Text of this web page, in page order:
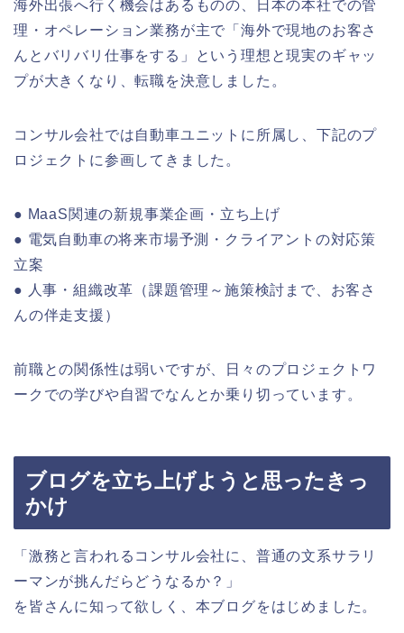
海外出張へ行く機会はあるものの、日本の本社での管
理・オペレーション業務が主で「海外で現地のお客さ
んとバリバリ仕事をする」という理想と現実のギャッ
プが大きくなり、転職を決意しました。
コンサル会社では自動車ユニットに所属し、下記のプ
ロジェクトに参画してきました。
● MaaS関連の新規事業企画・立ち上げ
● 電気自動車の将来市場予測・クライアントの対応策
立案
● 人事・組織改革（課題管理～施策検討まで、お客さ
んの伴走支援）
前職との関係性は弱いですが、日々のプロジェクトワ
ークでの学びや自習でなんとか乗り切っています。
ブログを立ち上げようと思ったきっ
かけ
「激務と言われるコンサル会社に、普通の文系サラリ
ーマンが挑んだらどうなるか？」
を皆さんに知って欲しく、本ブログをはじめました。